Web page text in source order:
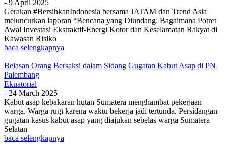
- 9 April 2025
Gerakan #BersihkanIndonesia bersama JATAM dan Trend Asia
meluncurkan laporan “Bencana yang Diundang: Bagaimana Potret
Awal Investasi Ekstraktif-Energi Kotor dan Keselamatan Rakyat di
Kawasan Risiko
baca selengkapnya
Belasan Orang Bersaksi dalam Sidang Gugatan Kabut Asap di PN
Palembang
Ekuatorial
- 24 March 2025
Kabut asap kebakaran hutan Sumatera menghambat pekerjaan
warga. Warga rugi karena waktu bekerja jadi tertunda. Persidangan
gugatan kasus kabut asap yang diajukan sebelas warga Sumatera
Selatan
baca selengkapnya